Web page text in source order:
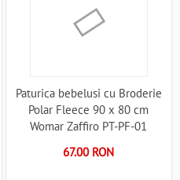
Paturica bebelusi cu Broderie
Polar Fleece 90 x 80 cm
Womar Zaffiro PT-PF-01
67.00 RON